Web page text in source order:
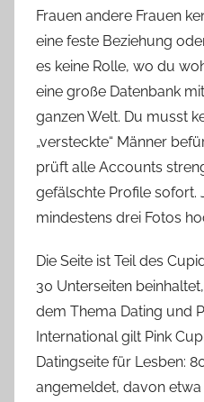
Frauen andere Frauen
eine feste Beziehung
es keine Rolle, wo du
eine große Datenbank
ganzen Welt. Du musst
„versteckte“ Männer
prüft alle Accounts
gefälschte Profile sofort.
mindestens drei Fotos
Die Seite ist Teil des
30 Unterseiten
dem Thema Dating und
International gilt Pink
Datingseite für Lesben:
angemeldet, davon